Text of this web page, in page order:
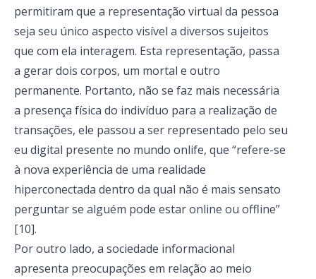
permitiram que a representação virtual da pessoa
seja seu único aspecto visível a diversos sujeitos
que com ela interagem. Esta representação, passa
a gerar dois corpos, um mortal e outro
permanente. Portanto, não se faz mais necessária
a presença física do indivíduo para a realização de
transações, ele passou a ser representado pelo seu
eu digital presente no mundo onlife, que “refere-se
à nova experiência de uma realidade
hiperconectada dentro da qual não é mais sensato
perguntar se alguém pode estar online ou offline”
[10].
Por outro lado, a sociedade informacional
apresenta preocupações em relação ao meio